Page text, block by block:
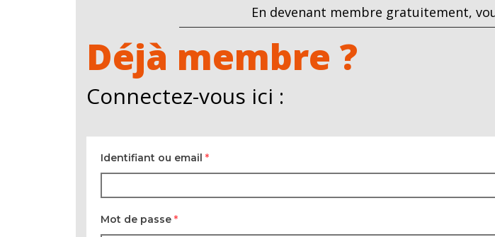
En devenant membre gratuitement,
Déjà membre ?
Connectez-vous ici :
Identifiant ou email *
Mot de passe *